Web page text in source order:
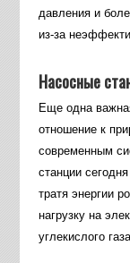
давления и
из-за
Насосные
Еще одна
отношение к
современным
станции
тратя энергии
нагрузку на
углекислого газа.